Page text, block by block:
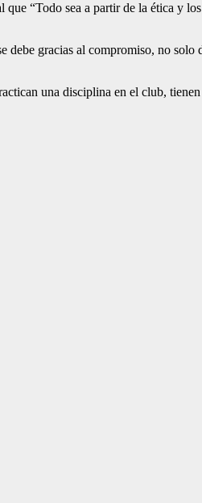
“Todo sea a partir de la ética y
gracias al compromiso, no
una disciplina en el club,